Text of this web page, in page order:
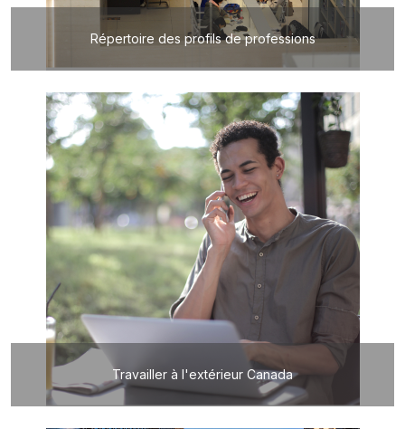
Répertoire des profils de professions
Travailler à l'extérieur Canada